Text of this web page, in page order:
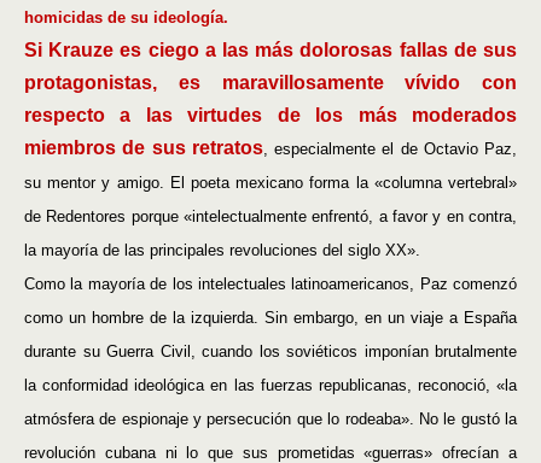
homicidas de su ideología.
Si Krauze es ciego a las más dolorosas fallas de sus
protagonistas, es maravillosamente vívido con
respecto a las virtudes de los más moderados
miembros de sus retratos, especialmente el de Octavio Paz,
su mentor y amigo. El poeta mexicano forma la «columna vertebral»
de Redentores porque «intelectualmente enfrentó, a favor y en contra,
la mayoría de las principales revoluciones del siglo XX».
Como la mayoría de los intelectuales latinoamericanos, Paz comenzó
como un hombre de la izquierda. Sin embargo, en un viaje a España
durante su Guerra Civil, cuando los soviéticos imponían brutalmente
la conformidad ideológica en las fuerzas republicanas, reconoció, «la
atmósfera de espionaje y persecución que lo rodeaba». No le gustó la
revolución cubana ni lo que sus prometidas «guerras» ofrecían a